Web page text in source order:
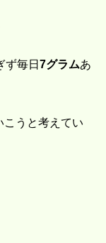
ず毎日7グラムあ
こうと考えてい